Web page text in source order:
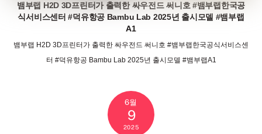
뱀부랩 H2D 3D프린터가 출력한 싸우전드 써니호 #뱀부랩한국공
식서비스센터 #덕유항공 Bambu Lab 2025년 출시모델 #뱀부랩
A1
뱀부랩 H2D 3D프린터가 출력한 싸우전드 써니호 #뱀부랩한국공식서비스센
터 #덕유항공 Bambu Lab 2025년 출시모델 #뱀부랩A1
6월
9
2025